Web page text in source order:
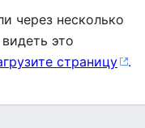
через несколько
это
страницу .